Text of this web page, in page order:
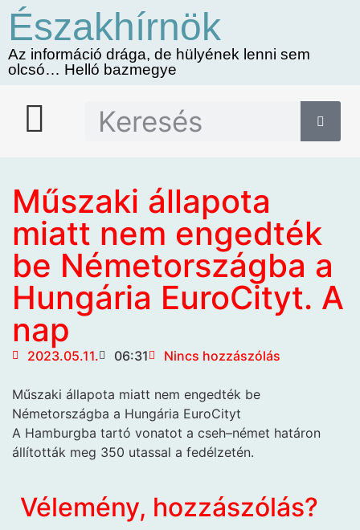
Északhírnök
Az információ drága, de hülyének lenni sem
olcsó… Helló bazmegye
Műszaki állapota
miatt nem engedték
be Németországba a
Hungária EuroCityt. A
nap
2023.05.11. 06:31 Nincs hozzászólás
Műszaki állapota miatt nem engedték be
Németországba a Hungária EuroCityt
A Hamburgba tartó vonatot a cseh–német határon
állították meg 350 utassal a fedélzetén.
Vélemény, hozzászólás?